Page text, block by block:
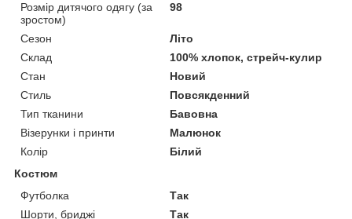
Розмір дитячого одягу (за
зростом)
98
Сезон
Літо
Склад
100% хлопок, стрейч-кулир
Стан
Новий
Стиль
Повсякденний
Тип тканини
Бавовна
Візерунки і принти
Малюнок
Колір
Білий
Костюм
Футболка
Так
Шорти, бриджі
Так